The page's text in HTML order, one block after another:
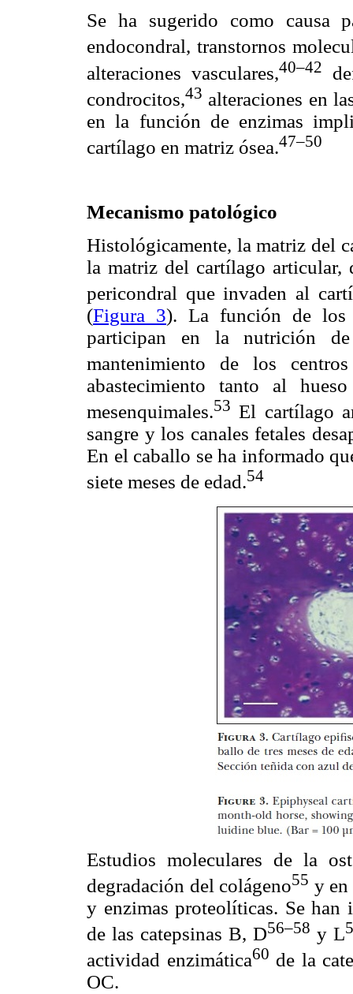
Se ha sugerido como causa
endocondral, transtornos
alteraciones vasculares,40–42
condrocitos,43 alteraciones en
en la función de enzimas
cartílago en matriz ósea.47–50
Mecanismo patológico
Histológicamente, la matriz del
la matriz del cartílago articular,
pericondral que invaden al
(Figura 3). La función de los
participan en la nutrición
mantenimiento de los
abastecimiento tanto al
mesenquimales.53 El cartílago
sangre y los canales fetales
En el caballo se ha informado
siete meses de edad.54
Estudios moleculares de la
degradación del colágeno55 y en
y enzimas proteolíticas. Se
de las catepsinas B, D56–58 y L
actividad enzimática60 de la
OC.